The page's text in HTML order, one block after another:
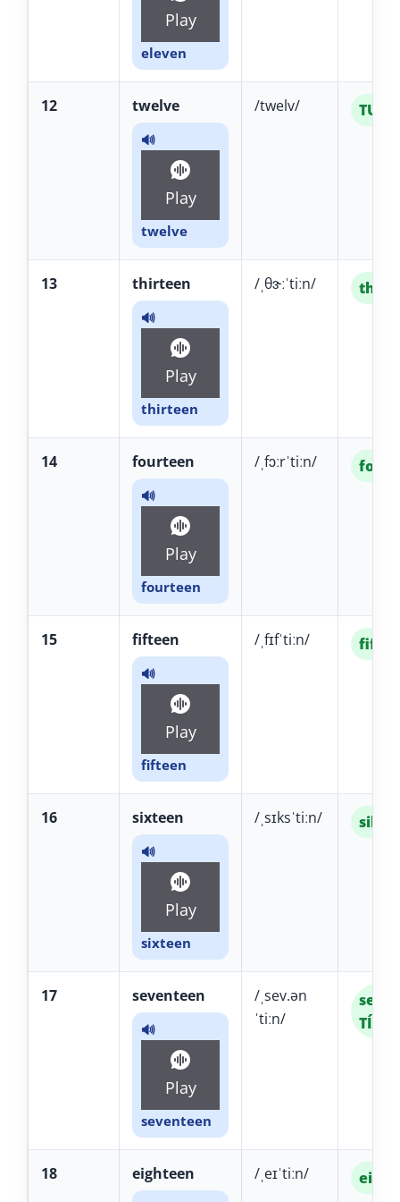
Play
eleven
12 twelve
🔊
Play
twelve
/twelv/
13 thirteen
🔊
Play
thirteen
/ˌθɝːˈtiːn/ thãr-
14 fourteen
🔊
Play
fourteen
/ˌfɔːrˈtiːn/ for-
15 fifteen
🔊
Play
fifteen
/ˌfɪfˈtiːn/ fif-
16 sixteen
🔊
Play
sixteen
/ˌsɪksˈtiːn/ siks-
17 seventeen
🔊
Play
seventeen
/ˌsev.ən
ˈtiːn/
TÍIN
18 eighteen /ˌeɪˈtiːn/ ei-